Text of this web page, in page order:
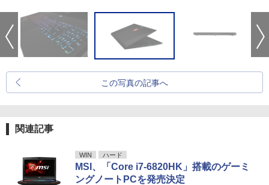
この写真の記事へ
関連記事
WIN ハード
MSI、「Core i7-6820HK」搭載のゲーミ
ングノートPCを発売決定